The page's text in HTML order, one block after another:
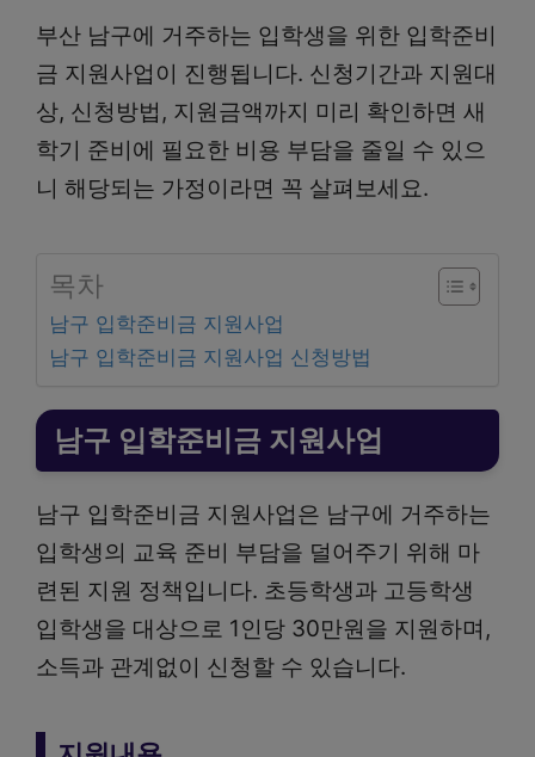
부산 남구에 거주하는 입학생을 위한 입학준비
금 지원사업이 진행됩니다. 신청기간과 지원대
상, 신청방법, 지원금액까지 미리 확인하면 새
학기 준비에 필요한 비용 부담을 줄일 수 있으
니 해당되는 가정이라면 꼭 살펴보세요.
목차
남구 입학준비금 지원사업
남구 입학준비금 지원사업 신청방법
남구 입학준비금 지원사업
남구 입학준비금 지원사업은 남구에 거주하는
입학생의 교육 준비 부담을 덜어주기 위해 마
련된 지원 정책입니다. 초등학생과 고등학생
입학생을 대상으로 1인당 30만원을 지원하며,
소득과 관계없이 신청할 수 있습니다.